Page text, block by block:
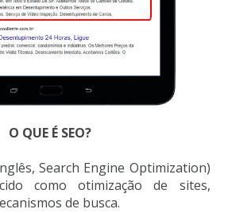
O QUE É SEO?
Search Engine Optimization)
como otimização de sites,
de busca.